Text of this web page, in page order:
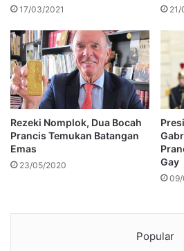
17/03/2021
Rezeki Nomplok, Dua Bocah
Prancis Temukan Batangan
Emas
23/05/2020
Gay
09/
Popular